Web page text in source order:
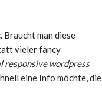
Braucht man diese
vieler fancy
responsive wordpress
eine Info möchte, die